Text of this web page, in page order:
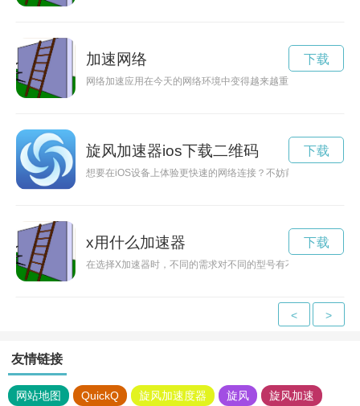
加速网络
网络加速应用在今天的网络环境中变得越来越重要，有些用户
下载
旋风加速器ios下载二维码
想要在iOS设备上体验更快速的网络连接？不妨前往旋风加速器
下载
x用什么加速器
在选择X加速器时，不同的需求对不同的型号有不同的要求，本
下载
< >
友情链接
网站地图 QuickQ 旋风加速度器 旋风 旋风加速